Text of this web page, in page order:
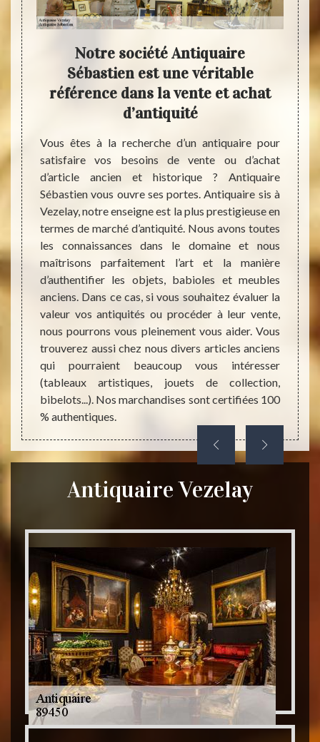
en
à
ne
le
nos
Notre société Antiquaire
Sébastien est une véritable
référence dans la vente et achat
d’antiquité
Vous êtes à la recherche d’un antiquaire pour
satisfaire vos besoins de vente ou d’achat
d’article ancien et historique ? Antiquaire
Sébastien vous ouvre ses portes. Antiquaire sis à
Vezelay, notre enseigne est la plus prestigieuse en
termes de marché d’antiquité. Nous avons toutes
les connaissances dans le domaine et nous
maîtrisons parfaitement l’art et la manière
d’authentifier les objets, babioles et meubles
anciens. Dans ce cas, si vous souhaitez évaluer la
valeur vos antiquités ou procéder à leur vente,
nous pourrons vous pleinement vous aider. Vous
trouverez aussi chez nous divers articles anciens
qui pourraient beaucoup vous intéresser
(tableaux artistiques, jouets de collection,
bibelots...). Nos marchandises sont certifiées 100
% authentiques.
leur
En
sont
Antiquaire Vezelay